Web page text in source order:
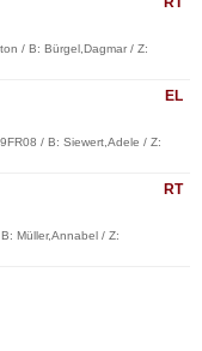
/ B: Bürgel,Dagmar / Z:
EL
/ B: Siewert,Adele / Z:
RT
Müller,Annabel / Z: